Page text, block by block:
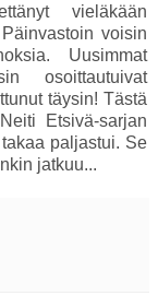
vieläkään
voisin
Uusimmat
osoittautuivat
täysin! Tästä
Etsivä-sarjan
paljastui. Se
jatkuu...